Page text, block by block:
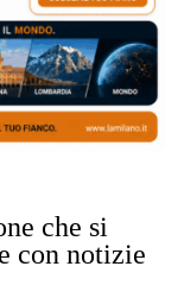
che si
con notizie